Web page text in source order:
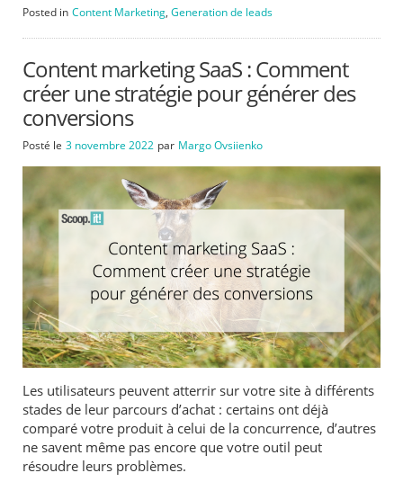
Posted in Content Marketing,Generation de leads
Content marketing SaaS : Comment
créer une stratégie pour générer des
conversions
Posté le 3 novembre 2022 par Margo Ovsiienko
Les utilisateurs peuvent atterrir sur votre site à différents
stades de leur parcours d’achat : certains ont déjà
comparé votre produit à celui de la concurrence, d’autres
ne savent même pas encore que votre outil peut
résoudre leurs problèmes.